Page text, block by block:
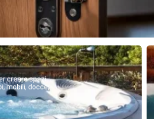
creare spazi
mobili, docce,